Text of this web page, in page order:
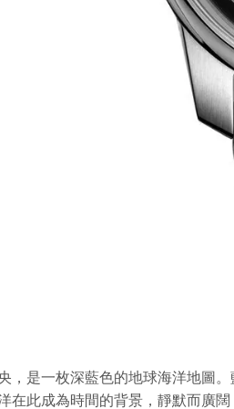
，是一枚深藍色的地球海洋地圖
在此成為時間的背景，靜默而廣